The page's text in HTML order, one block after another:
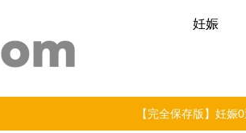
妊娠
【完全保存版】妊娠